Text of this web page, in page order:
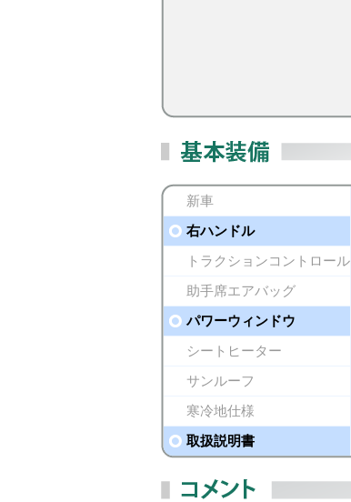
新車
右ハンドル
トラクションコントロール
助手席エアバッグ
パワーウィンドウ
シートヒーター
サンルーフ
寒冷地仕様
取扱説明書